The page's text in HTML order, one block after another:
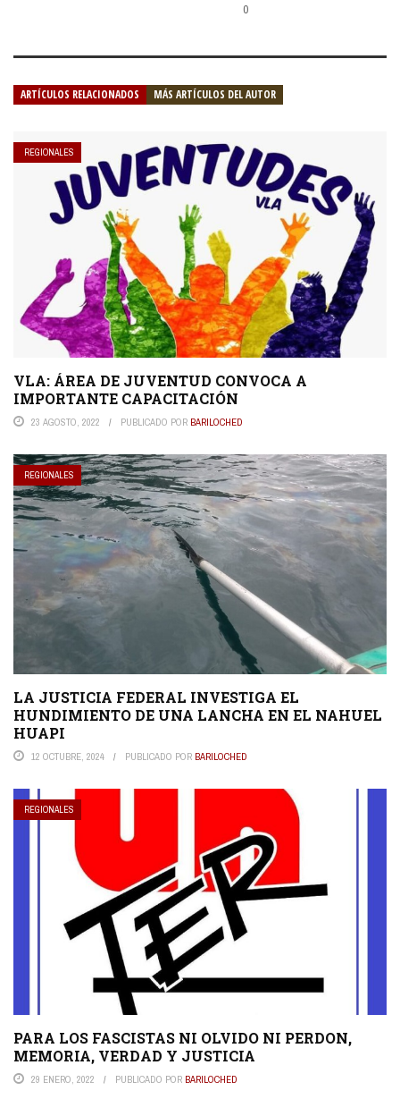
0
ARTÍCULOS RELACIONADOS MÁS ARTÍCULOS DEL AUTOR
REGIONALES
VLA: ÁREA DE JUVENTUD CONVOCA A
IMPORTANTE CAPACITACIÓN
23 AGOSTO, 2022 PUBLICADO POR BARILOCHED
REGIONALES
LA JUSTICIA FEDERAL INVESTIGA EL
HUNDIMIENTO DE UNA LANCHA EN EL NAHUEL
HUAPI
12 OCTUBRE, 2024 PUBLICADO POR BARILOCHED
REGIONALES
PARA LOS FASCISTAS NI OLVIDO NI PERDON,
MEMORIA, VERDAD Y JUSTICIA
29 ENERO, 2022 PUBLICADO POR BARILOCHED